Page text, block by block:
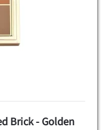
Brick - Golden